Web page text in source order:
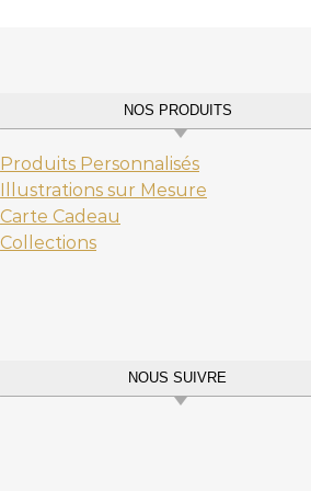
NOS PRODUITS
Produits Personnalisés
Illustrations sur Mesure
Carte Cadeau
Collections
NOUS SUIVRE